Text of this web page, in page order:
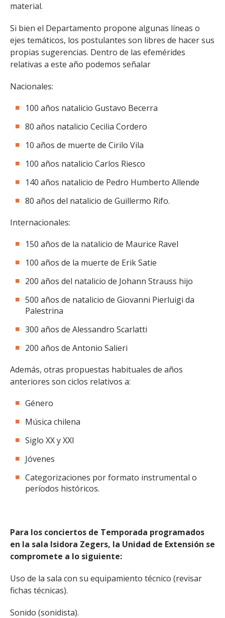
material.
Si bien el Departamento propone algunas líneas o
ejes temáticos, los postulantes son libres de hacer sus
propias sugerencias. Dentro de las efemérides
relativas a este año podemos señalar
Nacionales:
100 años natalicio Gustavo Becerra
80 años natalicio Cecilia Cordero
10 años de muerte de Cirilo Vila
100 años natalicio Carlos Riesco
140 años natalicio de Pedro Humberto Allende
80 años del natalicio de Guillermo Rifo.
Internacionales:
150 años de la natalicio de Maurice Ravel
100 años de la muerte de Erik Satie
200 años del natalicio de Johann Strauss hijo
500 años de natalicio de Giovanni Pierluigi da
Palestrina
300 años de Alessandro Scarlatti
200 años de Antonio Salieri
Además, otras propuestas habituales de años
anteriores son ciclos relativos a:
Género
Música chilena
Siglo XX y XXI
Jóvenes
Categorizaciones por formato instrumental o
períodos históricos.
Para los conciertos de Temporada programados
en la sala Isidora Zegers, la Unidad de Extensión se
compromete a lo siguiente:
Uso de la sala con su equipamiento técnico (revisar
fichas técnicas).
Sonido (sonidista).